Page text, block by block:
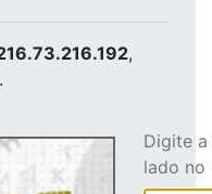
,
Digite
lado no